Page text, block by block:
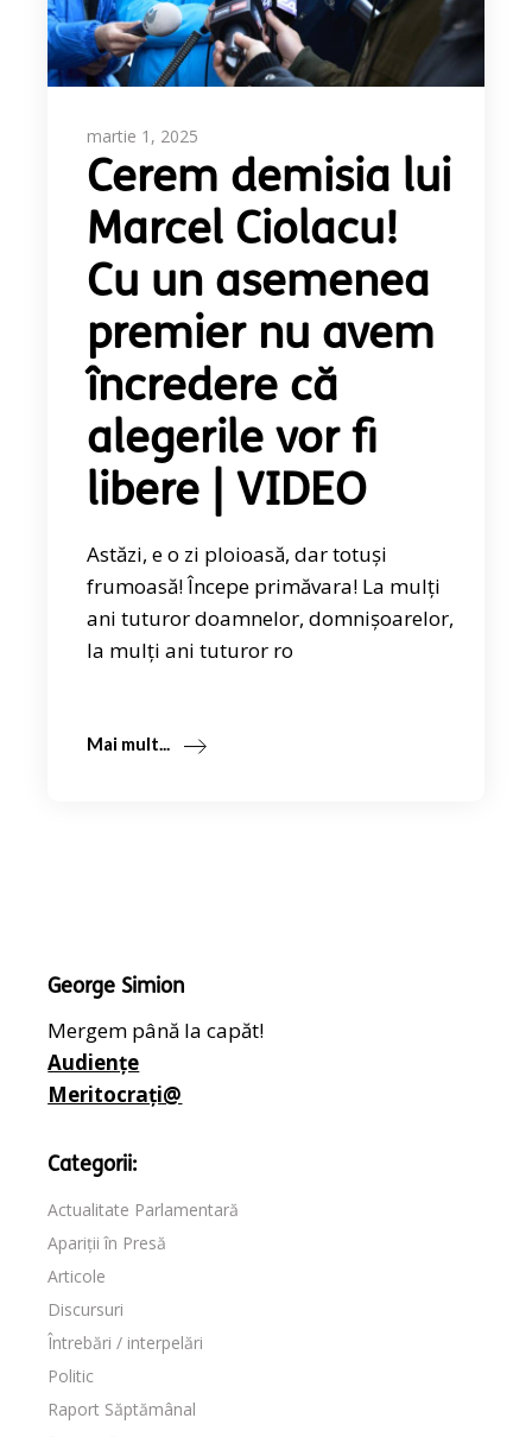
martie 1, 2025
Cerem demisia lui
Marcel Ciolacu!
Cu un asemenea
premier nu avem
încredere că
alegerile vor fi
libere | VIDEO
Astăzi, e o zi ploioasă, dar totuși
frumoasă! Începe primăvara! La mulți
ani tuturor doamnelor, domnișoarelor,
la mulți ani tuturor ro
Mai mult...
George Simion
Mergem până la capăt!
Audiențe
Meritocrați@
Categorii:
Actualitate Parlamentară
Apariții în Presă
Articole
Discursuri
Întrebări / interpelări
Politic
Raport Săptămânal